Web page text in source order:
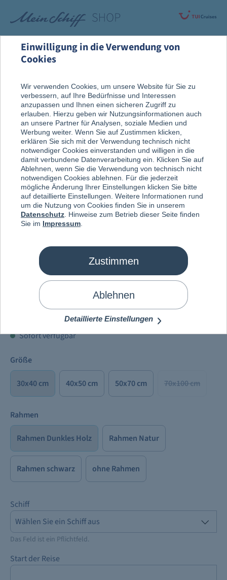
Rund um die Kreuzfahrt
Nach der Reise
Erinnerungsstücke
Mein Schiff®Seekarten Leinwand
106,98 €
Preise inkl. MwSt. zzgl.Versandkosten
Sofort verfügbar
Größe
30x40 cm 40x50 cm 50x70 cm 70x100 cm
Rahmen
Rahmen Dunkles Holz Rahmen Natur
Rahmen schwarz ohne Rahmen
Schiff
Das Feld ist ein Pflichtfeld.
Start der Reise
Einwilligung in die Verwendung von
Cookies
Wir verwenden Cookies, um unsere Website für Sie zu
verbessern, auf Ihre Bedürfnisse und Interessen
anzupassen und Ihnen einen sicheren Zugriff zu
erlauben. Hierzu geben wir Nutzungsinformationen auch
an unsere Partner für Analysen, soziale Medien und
Werbung weiter. Wenn Sie auf Zustimmen klicken,
erklären Sie sich mit der Verwendung technisch nicht
notwendiger Cookies einverstanden und willigen in die
damit verbundene Datenverarbeitung ein. Klicken Sie auf
Ablehnen, wenn Sie die Verwendung von technisch nicht
notwendigen Cookies ablehnen. Für die jederzeit
mögliche Änderung Ihrer Einstellungen klicken Sie bitte
auf detaillierte Einstellungen. Weitere Informationen rund
um die Nutzung von Cookies finden Sie in unserem
Datenschutz . Hinweise zum Betrieb dieser Seite finden
Sie im Impressum
Zustimmen
Ablehnen
Detaillierte Einstellungen